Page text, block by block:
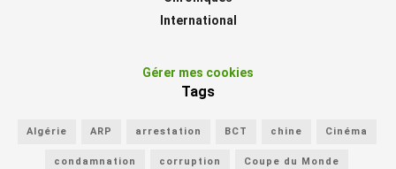
International
Gérer mes cookies
Tags
Algérie ARP arrestation BCT chine Cinéma
condamnation corruption Coupe du Monde